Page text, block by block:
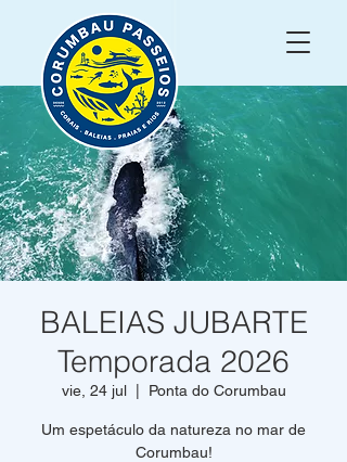
BALEIAS JUBARTE
Temporada 2026
vie, 24 jul
  |
Ponta do Corumbau
Um espetáculo da natureza no mar de
Corumbau!